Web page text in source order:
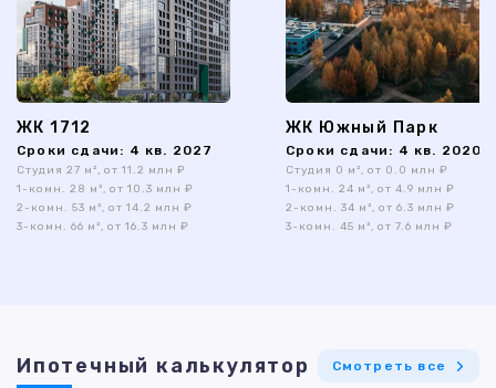
ЖК 1712
Сроки сдачи: 4 кв. 2027
Студия 27 м², от 11.2 млн ₽
1-комн. 28 м², от 10.3 млн ₽
2-комн. 53 м², от 14.2 млн ₽
3-комн. 66 м², от 16.3 млн ₽
ЖК Южный Парк
Сроки сдачи: 4 кв. 2020
Студия 0 м², от 0.0 млн ₽
1-комн. 24 м², от 4.9 млн ₽
2-комн. 34 м², от 6.3 млн ₽
3-комн. 45 м², от 7.6 млн ₽
Ипотечный калькулятор Смотреть все